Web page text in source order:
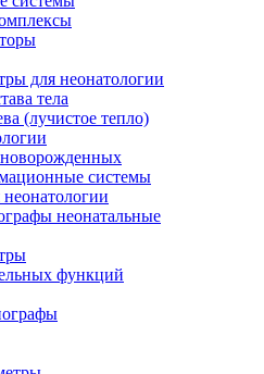
для неонатологии
тела
(лучистое тепло)
системы
неонатальные
функций